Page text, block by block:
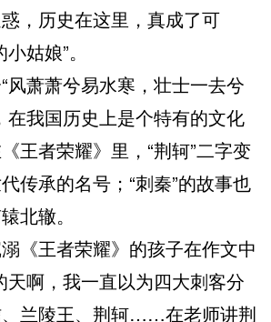
，历史在这里，真成了可
姑娘”。
萧萧兮易水寒，壮士一去兮
在我国历史上是个特有的文化
王者荣耀》里，“荆轲”二字变
传承的名号；“刺秦”的故事也
北辙。
王者荣耀》的孩子在作文中
天啊，我一直以为四大刺客分
、兰陵王、荆轲……在老师讲荆